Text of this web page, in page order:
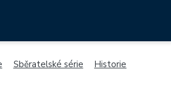
Sběratelské série
Historie